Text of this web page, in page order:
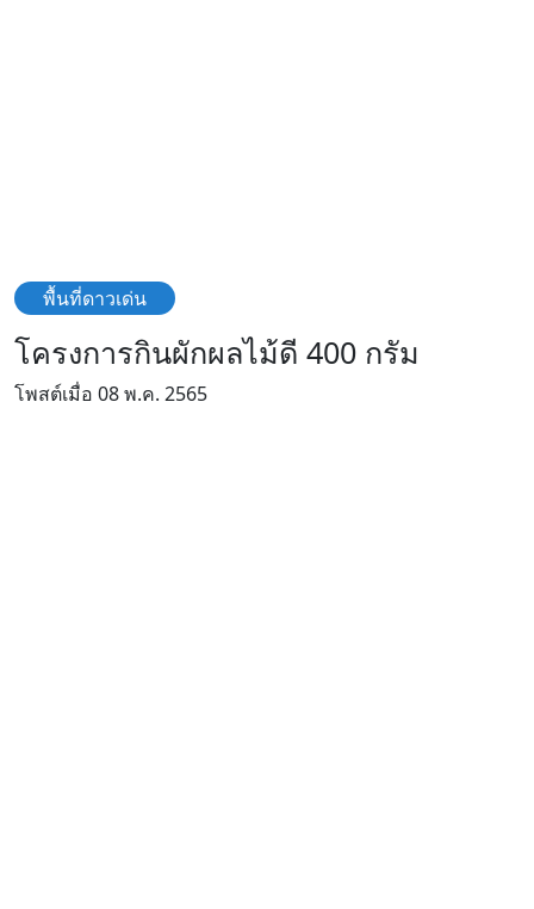
พื้นที่ดาวเด่น
โครงการกินผักผลไม้ดี 400 กรัม
โพสต์เมื่อ 08 พ.ค. 2565